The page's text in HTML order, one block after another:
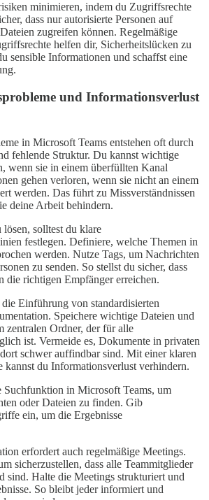
minimieren, indem du Zugriffsrechte
dass nur autorisierte Personen auf
zugreifen können. Regelmäßige
helfen dir, Sicherheitslücken zu
sensible Informationen und schaffst eine
und Informationsverlust
in Microsoft Teams entstehen oft durch
fehlende Struktur. Du kannst wichtige
wenn sie in einem überfüllten Kanal
gehen verloren, wenn sie nicht an einem
werden. Das führt zu Missverständnissen
deine Arbeit behindern.
solltest du klare
festlegen. Definiere, welche Themen in
werden. Nutze Tags, um Nachrichten
zu senden. So stellst du sicher, dass
die richtigen Empfänger erreichen.
Einführung von standardisierten
Speichere wichtige Dateien und
zentralen Ordner, der für alle
ist. Vermeide es, Dokumente in privaten
schwer auffindbar sind. Mit einer klaren
kannst du Informationsverlust verhindern.
Suchfunktion in Microsoft Teams, um
oder Dateien zu finden. Gib
ein, um die Ergebnisse
erfordert auch regelmäßige Meetings.
sicherzustellen, dass alle Teammitglieder
sind. Halte die Meetings strukturiert und
So bleibt jeder informiert und